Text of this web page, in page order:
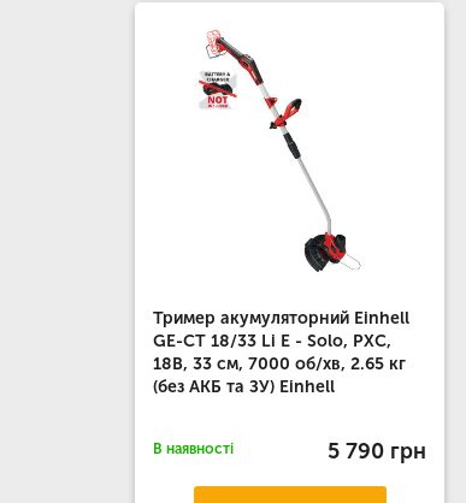
Тример акумуляторний Einhell
GE-CT 18/33 Li E - Solo, PXC,
18В, 33 см, 7000 об/хв, 2.65 кг
(без АКБ та ЗУ) Einhell
В наявності 5 790 грн